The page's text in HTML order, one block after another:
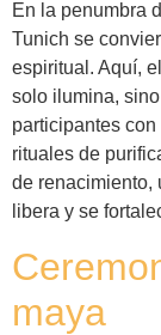
En la penumbra
Tunich se
espiritual. Aquí,
solo ilumina,
participantes
rituales de
de renacimiento,
libera y se
maya